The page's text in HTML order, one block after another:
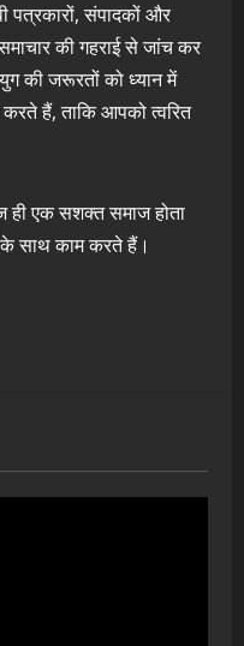
पत्रकारों, संपादकों और
की गहराई से जांच कर
की जरूरतों को ध्यान में
हैं, ताकि आपको त्वरित
ही एक सशक्त समाज होता
के साथ काम करते हैं।